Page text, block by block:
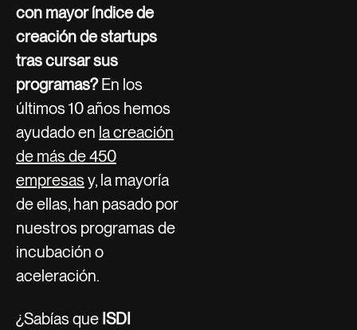
con mayor índice de
creación de startups
tras cursar sus
programas?En los
últimos 10 años hemos
ayudado en la creación
de más de 450
empresas y, la mayoría
de ellas, han pasado por
nuestros programas de
incubación o
aceleración.
¿Sabías que ISDI